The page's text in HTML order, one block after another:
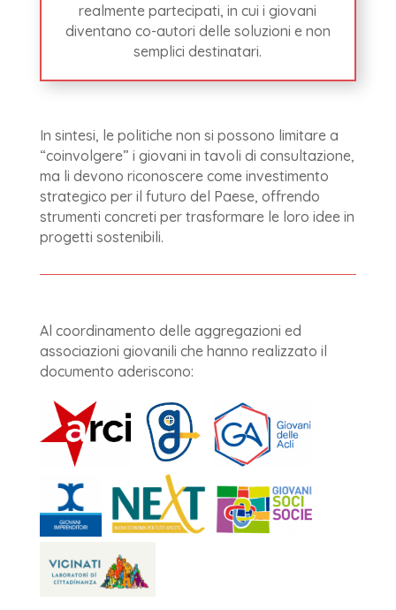
realmente partecipati, in cui i giovani
diventano co-autori delle soluzioni e non
semplici destinatari.
In sintesi, le politiche non si possono limitare a
“coinvolgere” i giovani in tavoli di consultazione,
ma li devono riconoscere come investimento
strategico per il futuro del Paese, offrendo
strumenti concreti per trasformare le loro idee in
progetti sostenibili.
Al coordinamento delle aggregazioni ed
associazioni giovanili che hanno realizzato il
documento aderiscono: